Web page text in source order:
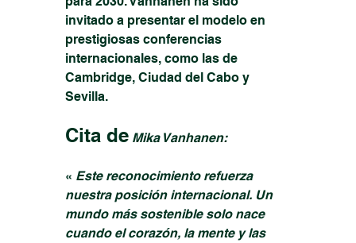
invitado a presentar el modelo en
prestigiosas conferencias
internacionales, como las de
Cambridge, Ciudad del Cabo y
Sevilla.
Cita de Mika Vanhanen:
« Este reconocimiento refuerza
nuestra posición internacional. Un
mundo más sostenible solo nace
cuando el corazón, la mente y las